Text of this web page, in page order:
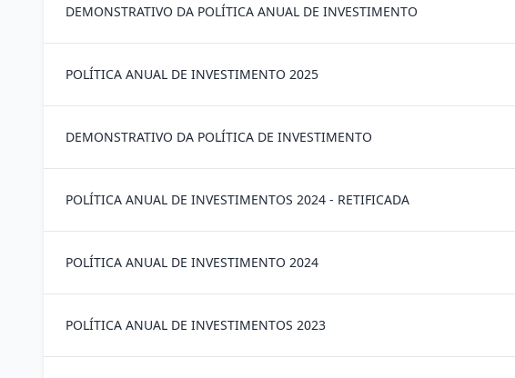
DEMONSTRATIVO DA POLÍTICA ANUAL DE INVESTIMENTO
POLÍTICA ANUAL DE INVESTIMENTO 2025
DEMONSTRATIVO DA POLÍTICA DE INVESTIMENTO
POLÍTICA ANUAL DE INVESTIMENTOS 2024 - RETIFICADA
POLÍTICA ANUAL DE INVESTIMENTO 2024
POLÍTICA ANUAL DE INVESTIMENTOS 2023